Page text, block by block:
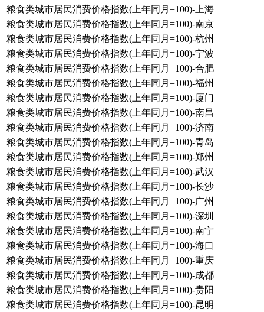
粮食类城市居民消费价格指数(上年同月=100)-上海
粮食类城市居民消费价格指数(上年同月=100)-南京
粮食类城市居民消费价格指数(上年同月=100)-杭州
粮食类城市居民消费价格指数(上年同月=100)-宁波
粮食类城市居民消费价格指数(上年同月=100)-合肥
粮食类城市居民消费价格指数(上年同月=100)-福州
粮食类城市居民消费价格指数(上年同月=100)-厦门
粮食类城市居民消费价格指数(上年同月=100)-南昌
粮食类城市居民消费价格指数(上年同月=100)-济南
粮食类城市居民消费价格指数(上年同月=100)-青岛
粮食类城市居民消费价格指数(上年同月=100)-郑州
粮食类城市居民消费价格指数(上年同月=100)-武汉
粮食类城市居民消费价格指数(上年同月=100)-长沙
粮食类城市居民消费价格指数(上年同月=100)-广州
粮食类城市居民消费价格指数(上年同月=100)-深圳
粮食类城市居民消费价格指数(上年同月=100)-南宁
粮食类城市居民消费价格指数(上年同月=100)-海口
粮食类城市居民消费价格指数(上年同月=100)-重庆
粮食类城市居民消费价格指数(上年同月=100)-成都
粮食类城市居民消费价格指数(上年同月=100)-贵阳
粮食类城市居民消费价格指数(上年同月=100)-昆明